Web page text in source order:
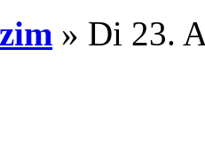
» Di 23.